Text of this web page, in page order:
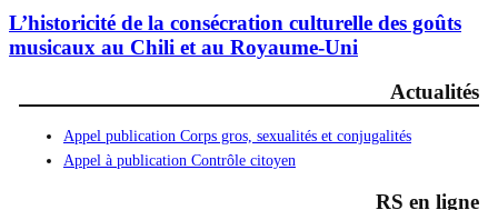
L’historicité de la consécration culturelle des goûts
musicaux au Chili et au Royaume-Uni
Actualités
Appel publication Corps gros, sexualités et conjugalités
Appel à publication Contrôle citoyen
RS en ligne